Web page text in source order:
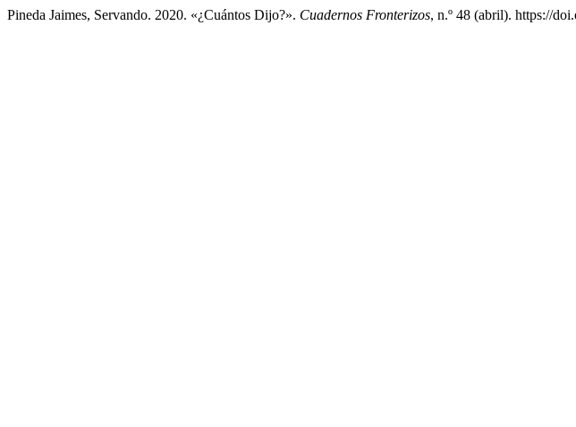
Pineda Jaimes, Servando. 2020. «¿Cuántos Dijo?». Cuadernos Fronterizos, n.º 48 (abril). https://